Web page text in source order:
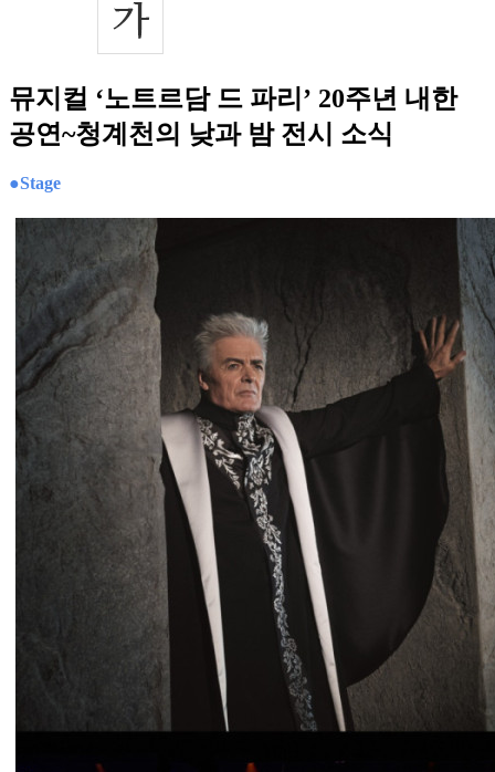
뮤지컬 ‘노트르담 드 파리’ 20주년 내한
공연~청계천의 낮과 밤 전시 소식
●Stage